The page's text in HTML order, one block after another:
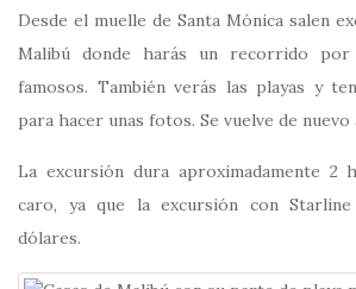
Desde el muelle de Santa Mónica salen
Malibú donde harás un recorrido
famosos. También verás las playas y
para hacer unas fotos. Se vuelve de nuevo
La excursión dura aproximadamente 2
caro, ya que la excursión con
dólares.